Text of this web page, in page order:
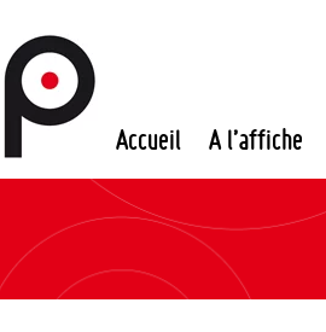
Accueil A l’affiche